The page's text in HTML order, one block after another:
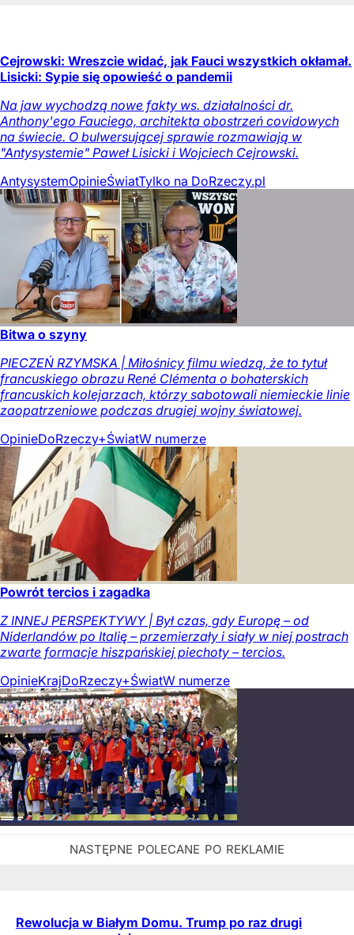
Cejrowski: Wreszcie widać, jak Fauci wszystkich okłamał.
Lisicki: Sypie się opowieść o pandemii
Na jaw wychodzą nowe fakty ws. działalności dr.
Anthony'ego Fauciego, architekta obostrzeń covidowych
na świecie. O bulwersującej sprawie rozmawiają w
"Antysystemie" Paweł Lisicki i Wojciech Cejrowski.
AntysystemOpinieŚwiatTylko na DoRzeczy.pl
Bitwa o szyny
PIECZEŃ RZYMSKA | Miłośnicy filmu wiedzą, że to tytuł
francuskiego obrazu René Clémenta o bohaterskich
francuskich kolejarzach, którzy sabotowali niemieckie linie
zaopatrzeniowe podczas drugiej wojny światowej.
OpinieDoRzeczy+ŚwiatW numerze
Powrót tercios i zagadka
Z INNEJ PERSPEKTYWY | Był czas, gdy Europę – od
Niderlandów po Italię – przemierzały i siały w niej postrach
zwarte formacje hiszpańskiej piechoty – tercios.
OpinieKrajDoRzeczy+ŚwiatW numerze
Rewolucja w Białym Domu. Trump po raz drugi